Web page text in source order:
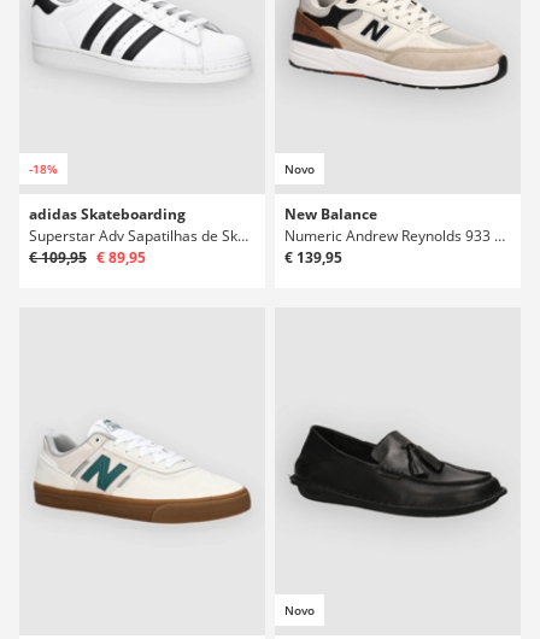
-18%
adidas Skateboarding
Superstar Adv Sapatilhas de Skate
€ 109,95 € 89,95
Novo
New Balance
Numeric Andrew Reynolds 933 Sapatilhas de Skate
€ 139,95
Novo